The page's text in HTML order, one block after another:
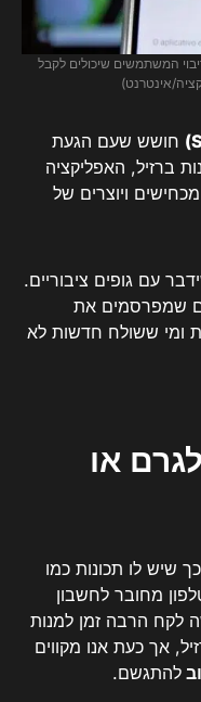
המשתמשים שיכולים לקבל
אינטרנט)
חושש שעם הגעת
ברזיל, האפליקציה
ויוצרים של
עם גופים ציבוריים.
שמפרסמים את
ומי ששולח חדשות לא
או
שיש לו תכונות כמו
מחובר לחשבון
לקח הרבה זמן למנות
אך כעת אנו מקווים
להתגשם.